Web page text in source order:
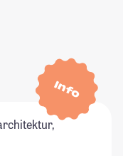
Info